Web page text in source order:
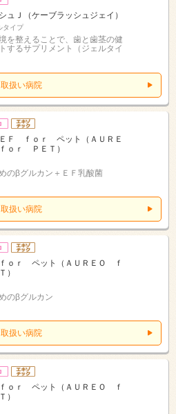
ュＪ（ケーブラッシュジェイ）
イプ
を整えることで、歯と歯茎の健
するサプリメント（ジェルタイ
取扱い病院
Ｆ ｆｏｒ ペット（ＡＵＲＥ
ｒ ＰＥＴ）
のβグルカン＋ＥＦ乳酸菌
取扱い病院
ｏｒ ペット（ＡＵＲＥＯ ｆ
）
のβグルカン
取扱い病院
ｏｒ ペット（ＡＵＲＥＯ ｆ
）